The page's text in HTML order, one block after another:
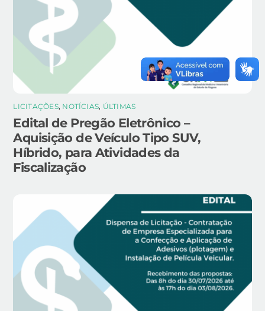
LICITAÇÕES, NOTÍCIAS, ÚLTIMAS
Edital de Pregão Eletrônico –
Aquisição de Veículo Tipo SUV,
Híbrido, para Atividades da
Fiscalização